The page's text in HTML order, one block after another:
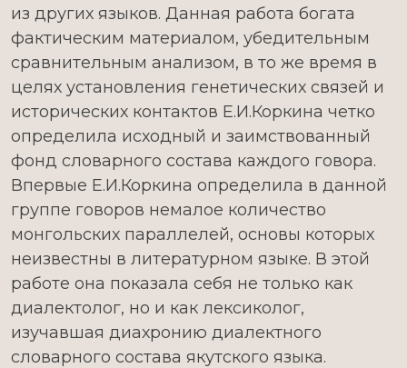
из других языков. Данная работа богата
фактическим материалом, убедительным
сравнительным анализом, в то же время в
целях установления генетических связей и
исторических контактов Е.И.Коркина четко
определила исходный и заимствованный
фонд словарного состава каждого говора.
Впервые Е.И.Коркина определила в данной
группе говоров немалое количество
монгольских параллелей, основы которых
неизвестны в литературном языке. В этой
работе она показала себя не только как
диалектолог, но и как лексиколог,
изучавшая диахронию диалектного
словарного состава якутского языка.